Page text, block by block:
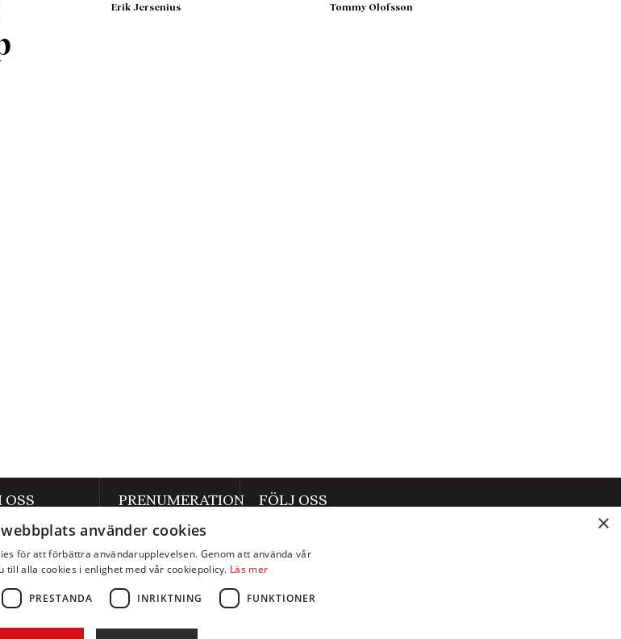
Erik Jersenius Tommy Olofsson
OSS PRENUMERATION
Prenumerera
Mina sidor
FÖLJ OSS
Instagram
×
använder cookies
för att förbättra användarupplevelsen. Genom att använda vår
till alla cookies i enlighet med vår cookiepolicy. Läs mer
PRESTANDA INRIKTNING FUNKTIONER